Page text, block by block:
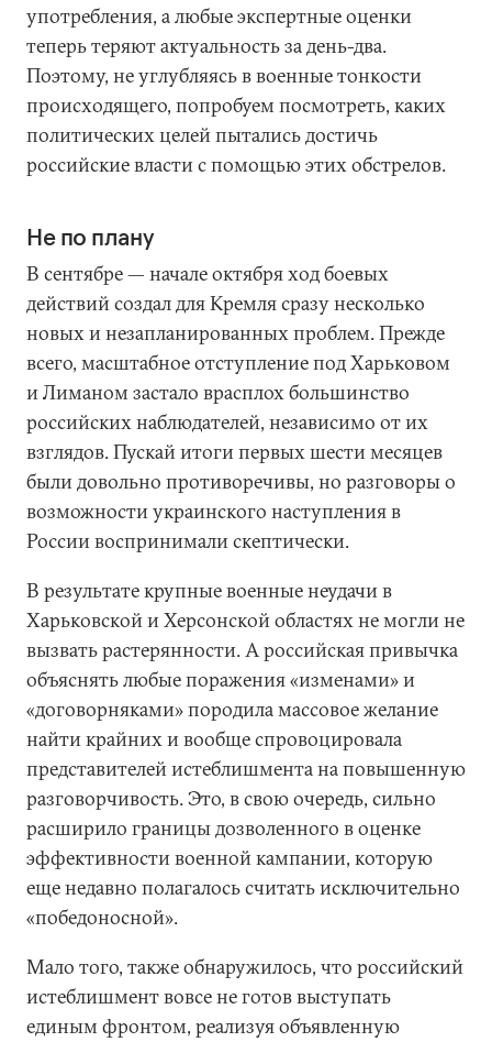
употребления, а любые экспертные оценки
теперь теряют актуальность за день-два.
Поэтому, не углубляясь в военные тонкости
происходящего, попробуем посмотреть, каких
политических целей пытались достичь
российские власти с помощью этих обстрелов.
Не по плану
В сентябре — начале октября ход боевых
действий создал для Кремля сразу несколько
новых и незапланированных проблем. Прежде
всего, масштабное отступление под Харьковом
и Лиманом застало врасплох большинство
российских наблюдателей, независимо от их
взглядов. Пускай итоги первых шести месяцев
были довольно противоречивы, но разговоры о
возможности украинского наступления в
России воспринимали скептически.
В результате крупные военные неудачи в
Харьковской и Херсонской областях не могли не
вызвать растерянности. А российская привычка
объяснять любые поражения «изменами» и
«договорняками» породила массовое желание
найти крайних и вообще спровоцировала
представителей истеблишмента на повышенную
разговорчивость. Это, в свою очередь, сильно
расширило границы дозволенного в оценке
эффективности военной кампании, которую
еще недавно полагалось считать исключительно
«победоносной».
Мало того, также обнаружилось, что российский
истеблишмент вовсе не готов выступать
единым фронтом, реализуя объявленную